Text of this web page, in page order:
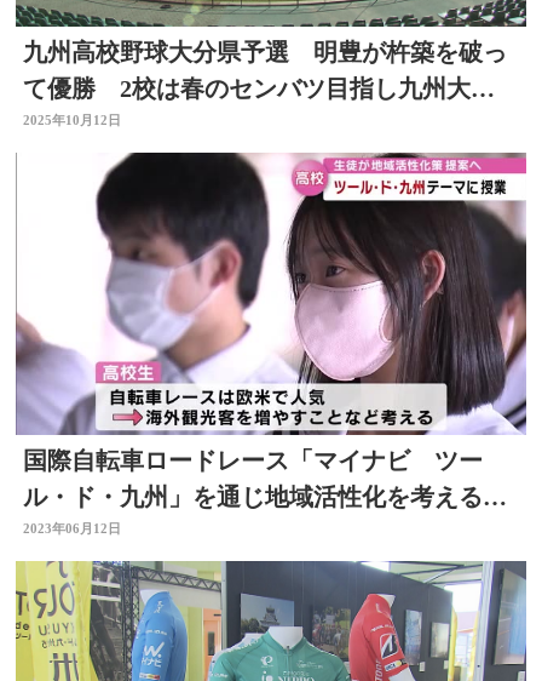
九州高校野球大分県予選 明豊が杵築を破っ
て優勝 2校は春のセンバツ目指し九州大会
に出場へ
2025年10月12日
国際自転車ロードレース「マイナビ ツー
ル・ド・九州」を通じ地域活性化を考える
高校で特別授業
2023年06月12日